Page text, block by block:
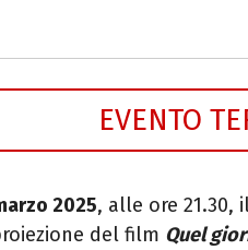
EVENTO
2025, alle ore 21.30,
del film Quel